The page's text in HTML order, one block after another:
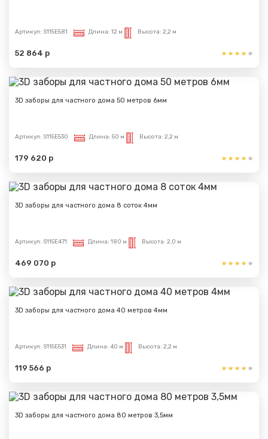
Артикул: S115E581 Длина: 12 м Высота: 2,2 м
52 864 р
3D заборы для частного дома 50 метров 6мм
Артикул: S115E530 Длина: 50 м Высота: 2,2 м
179 620 р
3D заборы для частного дома 8 соток 4мм
Артикул: S115E471 Длина: 180 м Высота: 2,0 м
469 070 р
3D заборы для частного дома 40 метров 4мм
Артикул: S115E531 Длина: 40 м Высота: 2,2 м
119 566 р
3D заборы для частного дома 80 метров 3,5мм